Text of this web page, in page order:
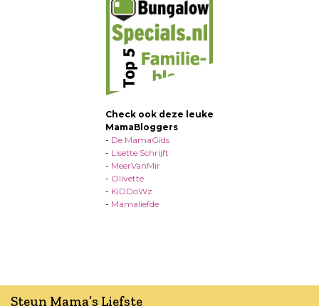
Check ook deze leuke
MamaBloggers
- De MamaGids
- Lisette Schrijft
- MeerVanMir
- Olivette
- KiDDoWz
- Mamaliefde
Steun Mama’s Liefste